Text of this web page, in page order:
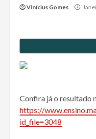
Vinícius Gomes
Confira já o resultado
https://
id_file=3048